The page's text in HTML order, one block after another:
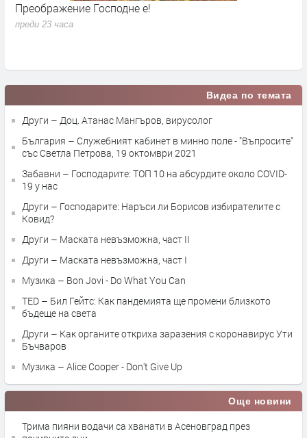
Преображение Господне е!
преди 23 часа
Видеа по темата
Други – Доц. Атанас Мангъров, вирусолог
България – Служебният кабинет в минно поле - "Въпросите"
със Светла Петрова, 19 октомври 2021
Забавни – Господарите: ТОП 10 на абсурдите около COVID-
19 у нас
Други – Господарите: Наръси ли Борисов избирателите с
Ковид?
Други – Маската невъзможна, част II
Други – Маската невъзможна, част I
Музика – Bon Jovi - Do What You Can
TED – Бил Гейтс: Как пандемията ще промени близкото
бъдеще на света
Други – Как органите откриха заразения с коронавирус Ути
Бъчваров
Музика – Alice Cooper - Don't Give Up
Още новини
Трима пияни водачи са хванати в Асеновград през